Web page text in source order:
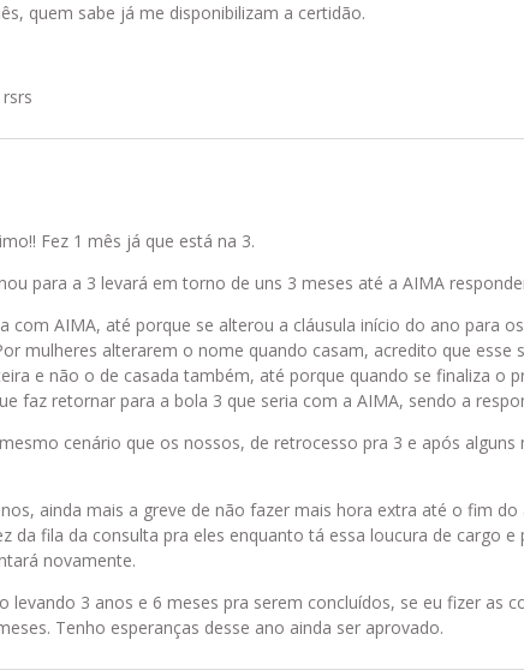
quem sabe já me disponibilizam a certidão.
Fez 1 mês já que está na 3.
para a 3 levará em torno de uns 3 meses até a AIMA
AIMA, até porque se alterou a cláusula início do ano para
mulheres alterarem o nome quando casam, acredito que esse
e não o de casada também, até porque quando se finaliza o
faz retornar para a bola 3 que seria com a AIMA, sendo a
cenário que os nossos, de retrocesso pra 3 e após alguns
ainda mais a greve de não fazer mais hora extra até o fim
da fila da consulta pra eles enquanto tá essa loucura de cargo
novamente.
levando 3 anos e 6 meses pra serem concluídos, se eu fizer as
Tenho esperanças desse ano ainda ser aprovado.